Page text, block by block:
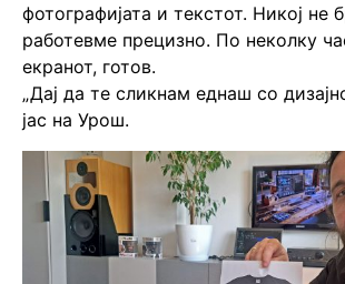
фотографијата и текстот. Никој не
работевме прецизно. По неколку
екранот, готов.
„Дај да те сликнам еднаш со
јас на Урош.